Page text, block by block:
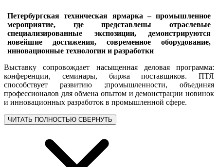
Петербургская техническая ярмарка – промышленное
мероприятие, где представлены отраслевые
специализированные экспозиции, демонстрируются
новейшие достижения, современное оборудование,
инновационные технологии и разработки
Выставку сопровождает насыщенная деловая программа:
конференции, семинары, биржа поставщиков. ПТЯ
способствует развитию ;промышленности, объединяя
профессионалов для обмена опытом и демонстрации новинок
и инновационных разработок в промышленной сфере.
ЧИТАТЬ ПОЛНОСТЬЮ СВЕРНУТЬ